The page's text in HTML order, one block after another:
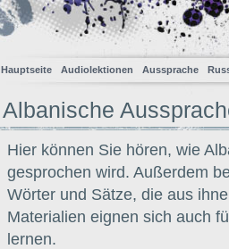
Hauptseite Audiolektionen Aussprache
Albanische
Hier können Sie hören, wie
gesprochen wird. Außerdem
Wörter und Sätze, die aus
Materialien eignen sich auch
lernen.